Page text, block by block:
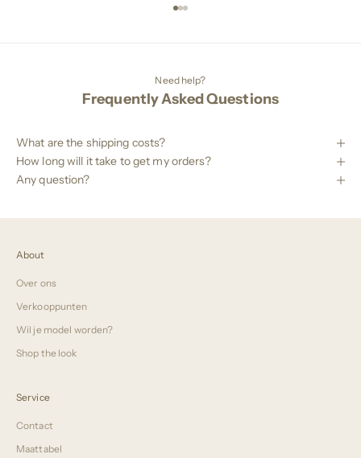
Naar artikel 1
Naar artikel 2
Naar artikel 3
Need help?
Frequently Asked Questions
What are the shipping costs?
How long will it take to get my orders?
Any question?
About
Over ons
Verkooppunten
Wil je model worden?
Shop the look
Service
Contact
Maattabel